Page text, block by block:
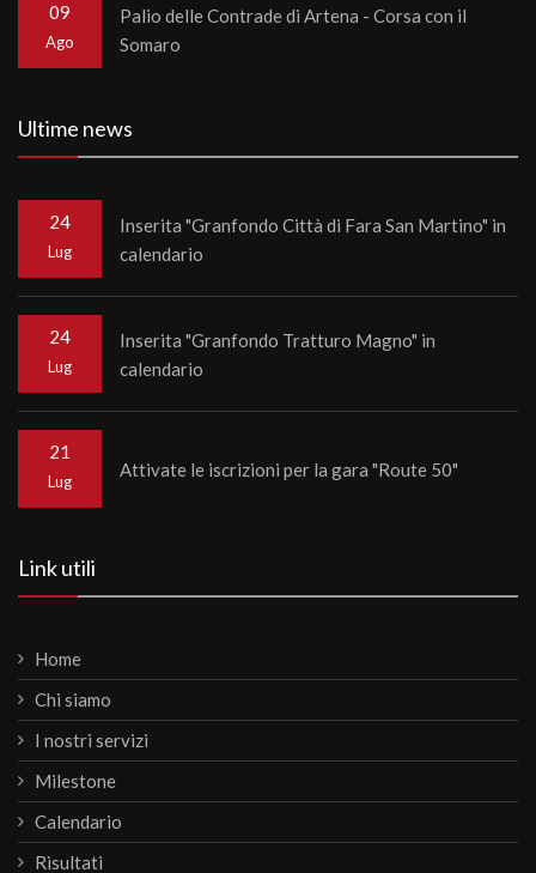
09
Ago
Palio delle Contrade di Artena - Corsa con il
Somaro
Ultime news
24
Lug
Inserita "Granfondo Città di Fara San Martino" in
calendario
24
Lug
Inserita "Granfondo Tratturo Magno" in
calendario
21
Lug
Attivate le iscrizioni per la gara "Route 50"
Link utili
Home
Chi siamo
I nostri servizi
Milestone
Calendario
Risultati